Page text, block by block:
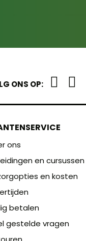
ONS OP:
ons
en cursussen
en kosten
betalen
gestelde vragen